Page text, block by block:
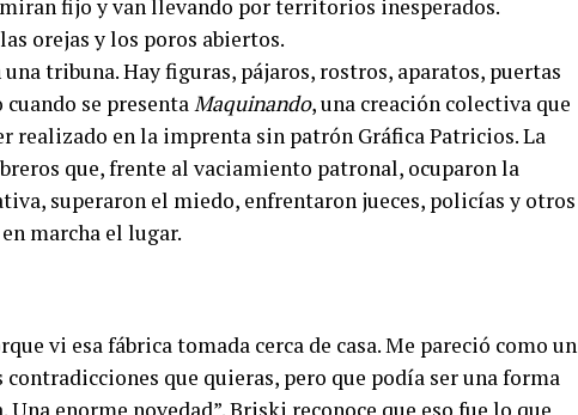
fijo y van llevando por territorios inesperados.
orejas y los poros abiertos.
tribuna. Hay figuras, pájaros, rostros, aparatos, puertas
se presentaMaquinando, una creación colectiva que
en la imprenta sin patrón Gráfica Patricios. La
que, frente al vaciamiento patronal, ocuparon la
superaron el miedo, enfrentaron jueces, policías y otros
marcha el lugar.
vi esa fábrica tomada cerca de casa. Me pareció como un
que quieras, pero que podía ser una forma